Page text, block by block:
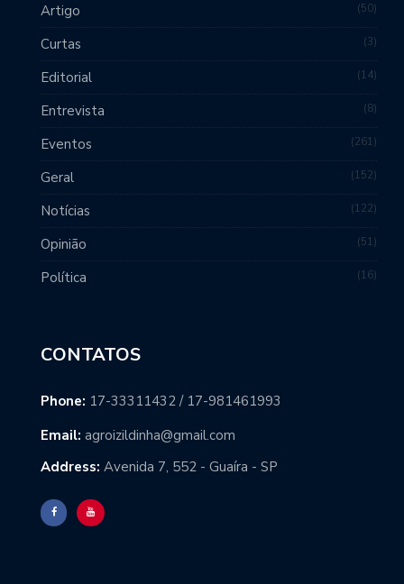
Artigo 50
Curtas 3
Editorial 14
Entrevista 8
Eventos 261
Geral 152
Notícias 122
Opinião 51
Política 16
CONTATOS
Phone: 17-33311432 / 17-981461993
Email: agroizildinha@gmail.com
Address: Avenida 7, 552 - Guaíra - SP